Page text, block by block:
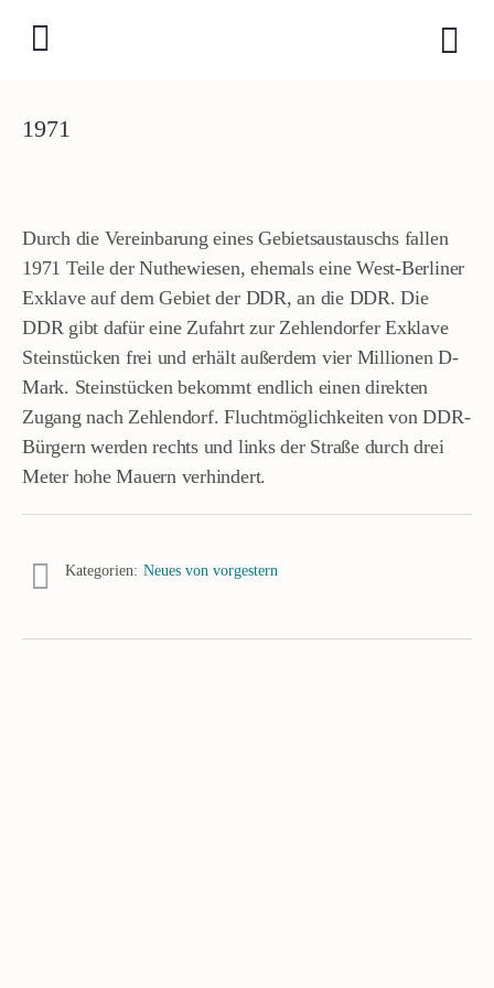
1971
Durch die Vereinbarung eines Gebietsaustauschs fallen
1971 Teile der Nuthewiesen, ehemals eine West-Berliner
Exklave auf dem Gebiet der DDR, an die DDR. Die
DDR gibt dafür eine Zufahrt zur Zehlendorfer Exklave
Steinstücken frei und erhält außerdem vier Millionen D-
Mark. Steinstücken bekommt endlich einen direkten
Zugang nach Zehlendorf. Fluchtmöglichkeiten von DDR-
Bürgern werden rechts und links der Straße durch drei
Meter hohe Mauern verhindert.
Kategorien: Neues von vorgestern